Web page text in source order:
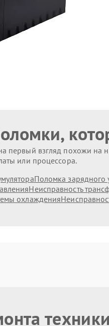
первый взгляд похожи на
или процессора.
Поломка зарядного
Неисправность
охлаждения